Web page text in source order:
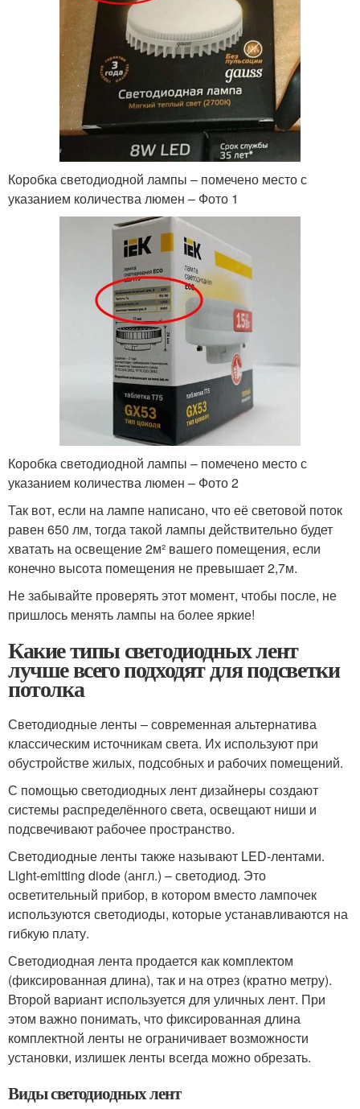
Коробка светодиодной лампы – помечено место с
указанием количества люмен – Фото 1
Коробка светодиодной лампы – помечено место с
указанием количества люмен – Фото 2
Так вот, если на лампе написано, что её световой поток
равен 650 лм, тогда такой лампы действительно будет
хватать на освещение 2м² вашего помещения, если
конечно высота помещения не превышает 2,7м.
Не забывайте проверять этот момент, чтобы после, не
пришлось менять лампы на более яркие!
Какие типы светодиодных лент
лучше всего подходят для подсветки
потолка
Светодиодные ленты – современная альтернатива
классическим источникам света. Их используют при
обустройстве жилых, подсобных и рабочих помещений.
С помощью светодиодных лент дизайнеры создают
системы распределённого света, освещают ниши и
подсвечивают рабочее пространство.
Светодиодные ленты также называют LED-лентами.
Light-emitting diode (англ.) – светодиод. Это
осветительный прибор, в котором вместо лампочек
используются светодиоды, которые устанавливаются на
гибкую плату.
Светодиодная лента продается как комплектом
(фиксированная длина), так и на отрез (кратно метру).
Второй вариант используется для уличных лент. При
этом важно понимать, что фиксированная длина
комплектной ленты не ограничивает возможности
установки, излишек ленты всегда можно обрезать.
Виды светодиодных лент